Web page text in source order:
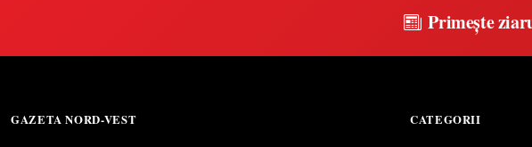
Primește
GAZETA NORD-VEST CATEGORII